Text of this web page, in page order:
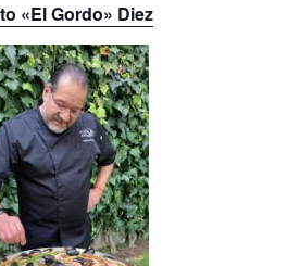
«El Gordo» Diez